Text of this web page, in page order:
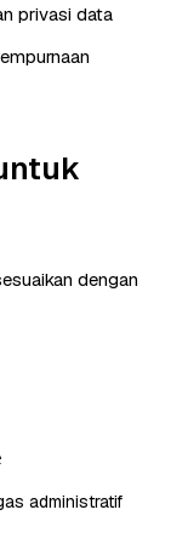
privasi data
dengan
administratif